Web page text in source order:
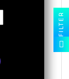
FILTER